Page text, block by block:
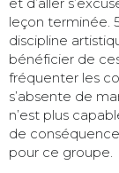
leçon terminée.
discipline
bénéficier de
fréquenter les
s’absente de
n’est plus
de
pour ce groupe.